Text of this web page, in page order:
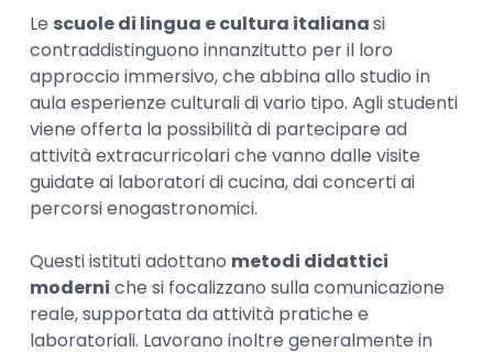
Le scuole di lingua e cultura italianasi
contraddistinguono innanzitutto per il loro
approccio immersivo, che abbina allo studio in
aula esperienze culturali di vario tipo. Agli studenti
viene offerta la possibilità di partecipare ad
attività extracurricolari che vanno dalle visite
guidate ai laboratori di cucina, dai concerti ai
percorsi enogastronomici.
Questi istituti adottano metodi didattici
moderni che si focalizzano sulla comunicazione
reale, supportata da attività pratiche e
laboratoriali. Lavorano inoltre generalmente in